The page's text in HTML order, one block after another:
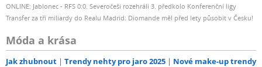
ONLINE: Jablonec - RFS 0:0. Severočeši rozehráli 3. předkolo Konferenční ligy
Transfer za tři miliardy do Realu Madrid: Diomande měl před lety působit v Česku!
Móda a krása
Jak zhubnout Trendy nehty pro jaro 2025 Nové make-up trendy